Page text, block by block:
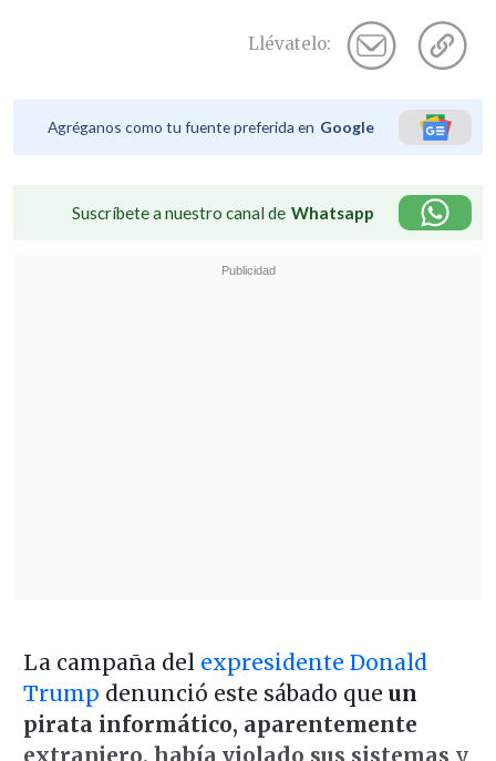
Llévatelo:
Agréganos como tu fuente preferida en Google
Suscríbete a nuestro canal de Whatsapp
La campaña del expresidente Donald
Trump denunció este sábado que un
pirata informático, aparentemente
extranjero, había violado sus sistemas y